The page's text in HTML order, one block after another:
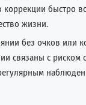
коррекции быстро
жизни.
без очков или
связаны с риском